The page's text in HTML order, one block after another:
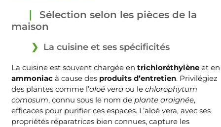
Sélection selon les pièces de la
maison
La cuisine et ses spécificités
La cuisine est souvent chargée en trichloréthylène et en
ammoniac à cause des produits d’entretien. Privilégiez
des plantes comme l’aloé vera ou le chlorophytum
comosum, connu sous le nom de plante araignée,
efficaces pour purifier ces espaces. L’aloé vera, avec ses
propriétés réparatrices bien connues, capture les